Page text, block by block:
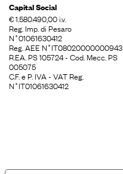
Capital Social
€ 1.580.490,00 i.v.
Reg. Imp. di Pesaro
N˚01061630412
Reg. AEE N˚IT08020000000943
R.EA. PS 105724 - Cod. Mecc. PS
005075
C.F. e P. IVA - VAT Reg.
N˚IT01061630412